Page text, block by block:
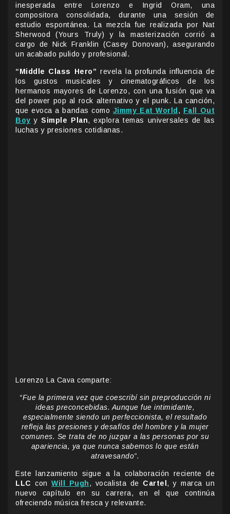
inesperada entre Lorenzo e Ingrid Oram, una
compositora consolidada, durante una sesión de
estudio espontánea. La mezcla fue realizada por Nat
Sherwood (Yours Truly) y la masterización corrió a
cargo de Nick Franklin (Casey Donovan), asegurando
un acabado pulido y profesional.
“Middle Class Hero” revela la profunda influencia de
los gustos musicales y cinematográficos de los
hermanos mayores de Lorenzo, con una fusión que va
del power pop al rock alternativo y el punk. La canción,
que evoca a bandas como Jimmy Eat World , Fall Out
Boy ySimple Plan, explora temas universales de las
luchas y presiones cotidianas.
Lorenzo La Cava comparte:
“Fue la primera vez que coescribí sin preproducción ni
ideas preconcebidas. Aunque fue intimidante,
especialmente siendo un perfeccionista, el resultado
refleja las presiones y desafíos del hombre y la mujer
comunes. Se trata de no juzgar a las personas por su
apariencia, ya que nunca sabemos lo que están
atravesando”.
Este lanzamiento sigue a la colaboración reciente de
LLC con Will Pugh, vocalista de Cartel , y marca un
nuevo capítulo en su carrera, en el que continúa
ofreciendo música fresca y relevante.